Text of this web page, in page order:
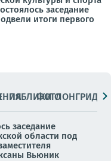
заседание
итоги первого
ПАБЛИКИ
ФОТОЛОНГРИДЫ
заседание
области под
Вьюник